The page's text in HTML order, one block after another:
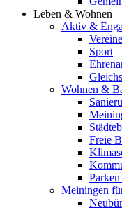
Leben & Wohnen
Aktiv &
Vereine
Sport
Wohnen &
Freie
Meiningen